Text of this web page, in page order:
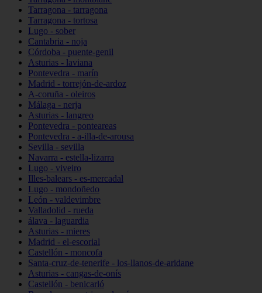
Tarragona - tarragona
Tarragona - tortosa
Lugo - sober
Cantabria - noja
Córdoba - puente-genil
Asturias - laviana
Pontevedra - marín
Madrid - torrejón-de-ardoz
A-coruña - oleiros
Málaga - nerja
Asturias - langreo
Pontevedra - ponteareas
Pontevedra - a-illa-de-arousa
Sevilla - sevilla
Navarra - estella-lizarra
Lugo - viveiro
Illes-balears - es-mercadal
Lugo - mondoñedo
León - valdevimbre
Valladolid - rueda
álava - laguardia
Asturias - mieres
Madrid - el-escorial
Castellón - moncofa
Santa-cruz-de-tenerife - los-llanos-de-aridane
Asturias - cangas-de-onís
Castellón - benicarló